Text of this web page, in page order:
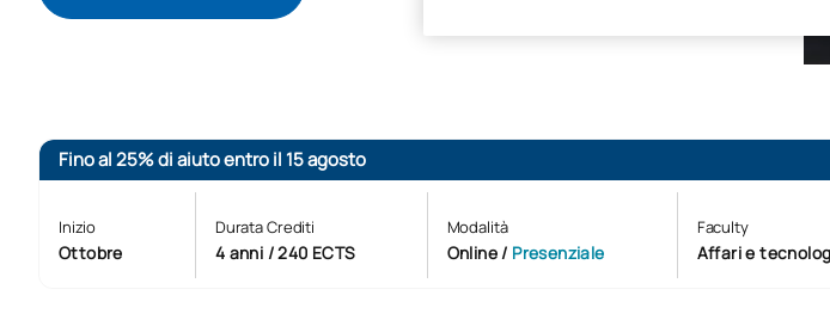
Fino al 25% di aiuto entro il 15 agosto
Inizio
Ottobre
Durata Crediti
4 anni / 240 ECTS
Modalità
Online/ Presenziale
Faculty
Affari e